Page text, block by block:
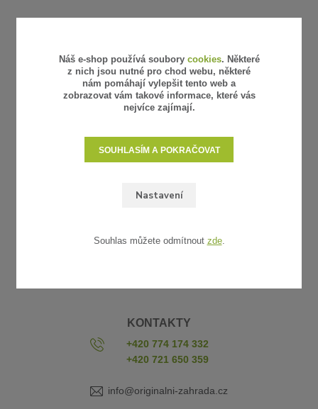
UŽITEČNÉ ODKAZY
Platba a doprava
KONTAKTY
+420 774 174 332
+420 721 650 359
info@originalni-zahrada.cz
Náš e-shop používá soubory cookies. Některé
z nich jsou nutné pro chod webu, některé
nám pomáhají vylepšit tento web a
zobrazovat vám takové informace, které vás
nejvíce zajímají.
Nastavení
SOUHLASÍM A POKRAČOVAT
Souhlas můžete odmítnout zde.